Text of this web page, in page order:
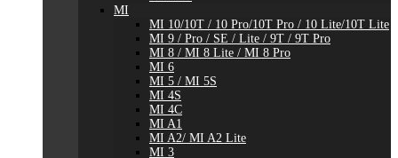
MI
MI 10/10T / 10 Pro/10T Pro / 10 Lite/10T Lite
MI 9 / Pro / SE / Lite / 9T / 9T Pro
MI 8 / MI 8 Lite / MI 8 Pro
MI 6
MI 5 / MI 5S
MI 4S
MI 4C
MI A1
MI A2/ MI A2 Lite
MI 3